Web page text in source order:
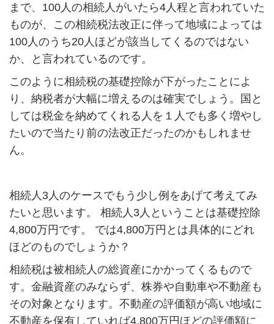
まで、100人の相続人がいたら4人程と言われていた
ものが、この相続税法改正に伴って地域によっては
100人のうち20人ほどが該当してくるのではない
か、と言われているのです。
このように相続税の基礎控除が下がったことによ
り、納税者が大幅に増えるのは確実でしょう。国と
しては税金を納めてくれる人を１人でも多く増やし
たいので当たり前の法改正だったのかもしれませ
ん。
相続人3人のケースでもう少し例をあげて考えてみ
たいと思います。 相続人3人ということは基礎控除
4,800万円です。 では4,800万円とは具体的にどれ
ほどのものでしょうか？
相続税は被相続人の総資産にかかってくるもので
す。金融資産のみならず、株券や自動車や不動産も
その対象となります。不動産の評価額が高い地域に
不動産を保有していれば4,800万円ほどの評価額に